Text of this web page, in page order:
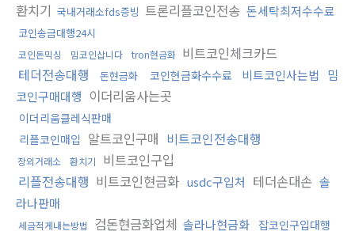
환치기 국내거래소fds증빙 트론리플코인전송 돈세탁최저수수료
코인송금대행24시
코인돈믹싱 밈코인삽니다 tron현금화 비트코인체크카드
테더전송대행
돈현금화 코인현금화수수료 비트코인사는법 밈
코인구매대행 이더리움사는곳
이더리움클레식판매
리플코인매입 알트코인구매 비트코인전송대행
장외거래소 환치기
비트코인구입
리플전송대행 비트코인현금화 usdc구입처 테더손대손 솔
라나판매
세금적게내는방법 검돈현금화업체 솔라나현금화 잡코인구입대행